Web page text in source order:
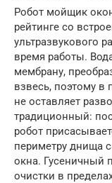
Робот мойщик
рейтинге со
ультразвукового
время работы.
мембрану,
взвесь, поэтому в
не оставляет
традиционный:
робот
периметру днища
окна. Гусеничный
очистки в